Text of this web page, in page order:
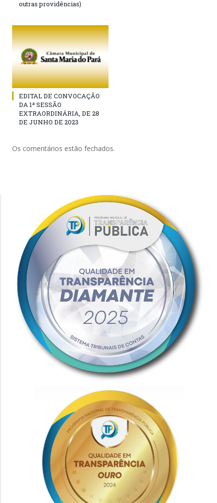
outras providências)
EDITAL DE CONVOCAÇÃO
DA 1ª SESSÃO
EXTRAORDINÁRIA, DE 28
DE JUNHO DE 2023
Os comentários estão fechados.